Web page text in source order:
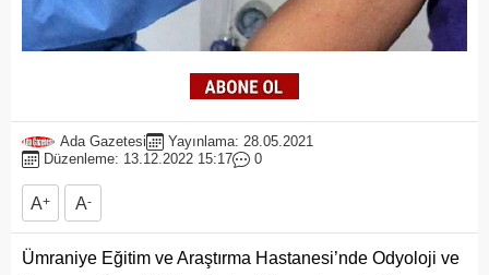
Ada Gazetesi
Yayınlama: 28.05.2021
Düzenleme: 13.12.2022 15:17
0
A+ A-
Ümraniye Eğitim ve Araştırma Hastanesi’nde Odyoloji ve